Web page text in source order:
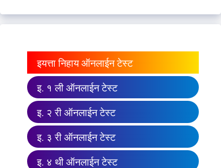
इयत्ता निहाय ऑनलाईन टेस्ट
इ. १ ली ऑनलाईन टेस्ट
इ. २ री ऑनलाईन टेस्ट
इ. ३ री ऑनलाईन टेस्ट
इ. ४ थी ऑनलाईन टेस्ट